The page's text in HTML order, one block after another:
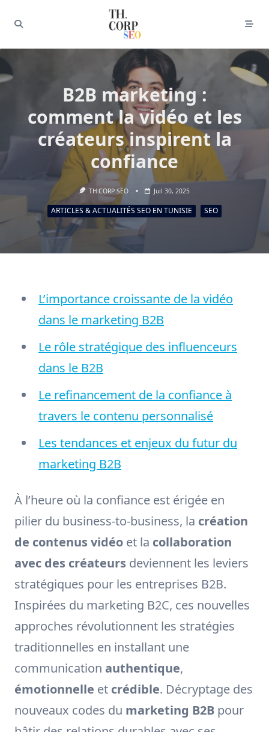
B2B marketing :
comment la vidéo et les
créateurs inspirent la
confiance
TH.CORP SEO Juil 30, 2025
ARTICLES & ACTUALITÉS SEO EN TUNISIE SEO
L’importance croissante de la vidéo
dans le marketing B2B
Le rôle stratégique des influenceurs
dans le B2B
Le refinancement de la confiance à
travers le contenu personnalisé
Les tendances et enjeux du futur du
marketing B2B
À l’heure où la confiance est érigée en
pilier du business-to-business, la création
de contenus vidéo et la collaboration
avec des créateurs deviennent les leviers
stratégiques pour les entreprises B2B.
Inspirées du marketing B2C, ces nouvelles
approches révolutionnent les stratégies
traditionnelles en installant une
communication authentique,
émotionnelle et crédible. Décryptage des
nouveaux codes du marketing B2B pour